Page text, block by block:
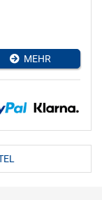
MEHR